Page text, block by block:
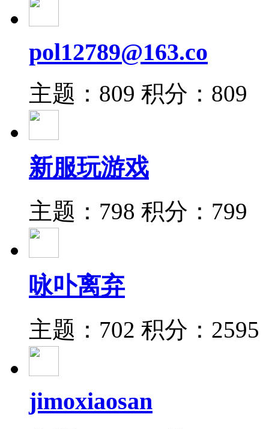
pol12789@163.co
主题：809 积分：809
新服玩游戏
主题：798 积分：799
咏卟离弃
主题：702 积分：2595
jimoxiaosan